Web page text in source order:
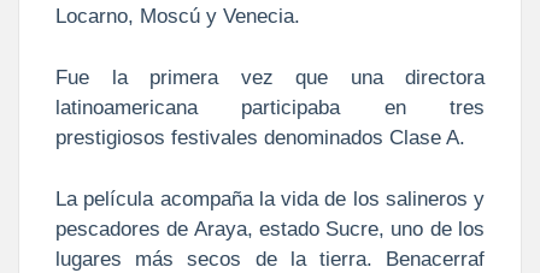
Locarno, Moscú y Venecia.
Fue la primera vez que una directora
latinoamericana participaba en tres
prestigiosos festivales denominados Clase A.
La película acompaña la vida de los salineros y
pescadores de Araya, estado Sucre, uno de los
lugares más secos de la tierra. Benacerraf